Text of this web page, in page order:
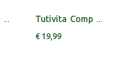
Fisiogen Ferro Forte Saq Grn X 30 gran saq Tutivita Comp X30 comps
€ 19,99